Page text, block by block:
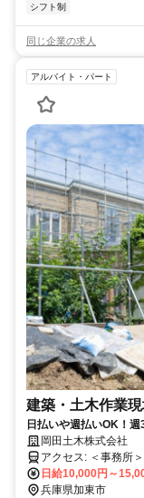
シフト制
同じ企業の求人
アルバイト・パート
建築・土木作業
日払いや週払いOK！
職場岡田土木株式会社
アクセス:
日給10,000円～
兵庫県加東市